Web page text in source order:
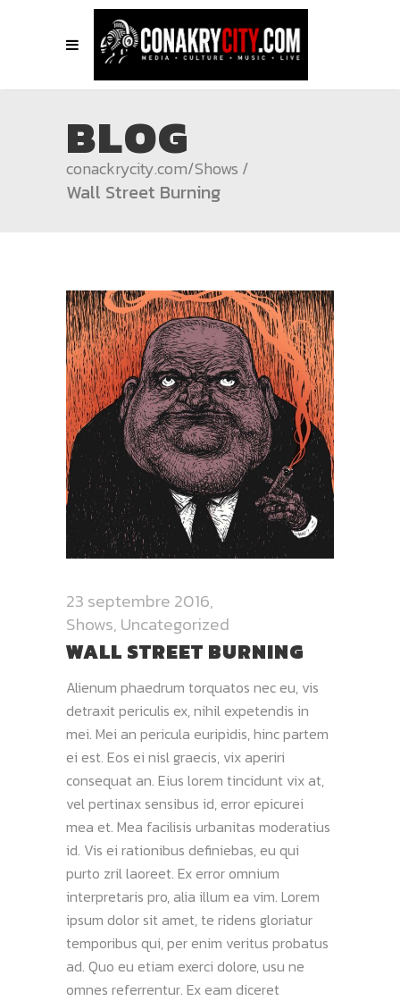
BLOG
conackrycity.com/Shows /
Wall Street Burning
23 septembre 2016
Shows, Uncategorized
WALL STREET BURNING
Alienum phaedrum torquatos nec eu, vis
detraxit periculis ex, nihil expetendis in
mei. Mei an pericula euripidis, hinc partem
ei est. Eos ei nisl graecis, vix aperiri
consequat an. Eius lorem tincidunt vix at,
vel pertinax sensibus id, error epicurei
mea et. Mea facilisis urbanitas moderatius
id. Vis ei rationibus definiebas, eu qui
purto zril laoreet. Ex error omnium
interpretaris pro, alia illum ea vim. Lorem
ipsum dolor sit amet, te ridens gloriatur
temporibus qui, per enim veritus probatus
ad. Quo eu etiam exerci dolore, usu ne
omnes referrentur. Ex eam diceret